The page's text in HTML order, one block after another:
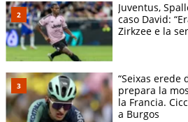
Juventus,
caso David:
Zirkzee e la
“Seixas erede
prepara la
la Francia.
a Burgos